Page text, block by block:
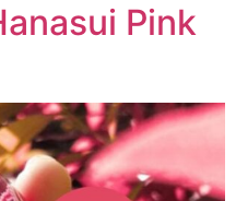
Pink